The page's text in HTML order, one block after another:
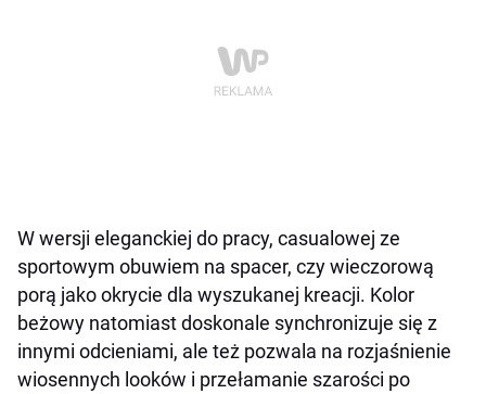
W wersji eleganckiej do pracy, casualowej ze
sportowym obuwiem na spacer, czy wieczorową
porą jako okrycie dla wyszukanej kreacji. Kolor
beżowy natomiast doskonale synchronizuje się z
innymi odcieniami, ale też pozwala na rozjaśnienie
wiosennych looków i przełamanie szarości po